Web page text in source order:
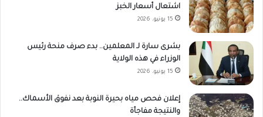
اشتعال أسعار الخبز
15 يونيو، 2026
بشرى سارة لـ المعلمين.. بدء صرف منحة رئيس
الوزراء في هذه الولاية
15 يونيو، 2026
إعلان فحص مياه بحيرة النوبة بعد نفوق الأسماك..
والنتيجة مفاجأة